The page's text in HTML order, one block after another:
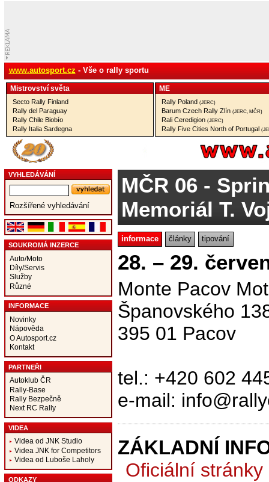
www.autosport.cz - Vše o rally sportu
Mistrovství­ světa
Secto Rally Finland
Rally del Paraguay
Rally Chile Biobío
Rally Italia Sardegna
ME
Rally Poland (JERC)
Barum Czech Rally Zlín (JERC, MČR)
Rali Ceredigion (JERC)
Rally Five Cities North of Portugal
VYHLEDÁVÁNÍ
Rozšířené vyhledávání
SOUKROMÁ INZERCE
Auto/Moto
Díly/Servis
Služby
Různé
INFORMACE
Novinky
Nápověda
O Autosport.cz
Kontakt
PARTNEŘI
Autoklub ČR
Rally-Base
Rally Bezpečně
Next RC Rally
VIDEA
Videa od JNK Studio
Videa JNK for Competitors
Videa od Luboše Laholy
ODKAZY
MČR 06-
Memoriál T.
informace články tipování
28. – 29.
Monte Pacov
Španovského
395 01 Pacov
tel.: +420 602
e-mail:
ZÁKLADNÍ
Oficiální stránky